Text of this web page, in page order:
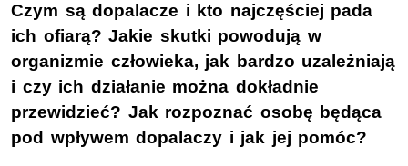
Czym są dopalacze i kto najczęściej pada
ich ofiarą? Jakie skutki powodują w
organizmie człowieka, jak bardzo uzależniają
i czy ich działanie można dokładnie
przewidzieć? Jak rozpoznać osobę będąca
pod wpływem dopalaczy i jak jej pomóc?